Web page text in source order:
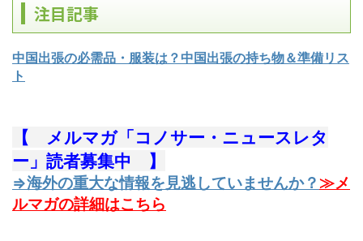
注目記事
中国出張の必需品・服装は？中国出張の持ち物＆準備リス
ト
【 メルマガ「コノサー・ニュースレタ
ー」読者募集中 】
⇒海外の重大な情報を見逃していませんか？ ≫メ
ルマガの詳細はこちら